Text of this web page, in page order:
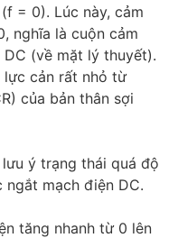
= 0). Lúc này, cảm
nghĩa là cuộn cảm
(về mặt lý thuyết).
cản rất nhỏ từ
của bản thân sợi
ý trạng thái quá độ
mạch điện DC.
tăng nhanh từ 0 lên